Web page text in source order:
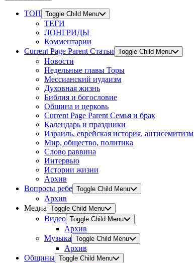
ТОП Toggle Child Menu
ТЕГИ
ЛОНГРИДЫ
Комментарии
Current Page Parent Статьи Toggle Child Menu
Новости
Недельные главы Торы
Мессианский иудаизм
Духовная жизнь
Библия и богословие
Община и церковь
Current Page Parent Семья и брак
Календарь и праздники
Израиль, еврейская история, антисемитизм
Мир, общество, политика
Слово раввина
Интервью
Истории жизни
Архив
Вопросы ребе Toggle Child Menu
Архив
Медиа Toggle Child Menu
Видео Toggle Child Menu
Архив
Музыка Toggle Child Menu
Архив
Общины Toggle Child Menu